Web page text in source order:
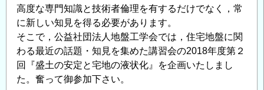
礎
と
地
盤，
擁
壁
高度な専門知識と技術者倫理を有するだけでなく，常
に新しい知見を得る必要があります。
そこで，公益社団法人地盤工学会では，住宅地盤に関
わる最近の話題・知見を集めた講習会の2018年度第２
回『盛土の安定と宅地の液状化』を企画いたしまし
た。奮って御参加下さい。